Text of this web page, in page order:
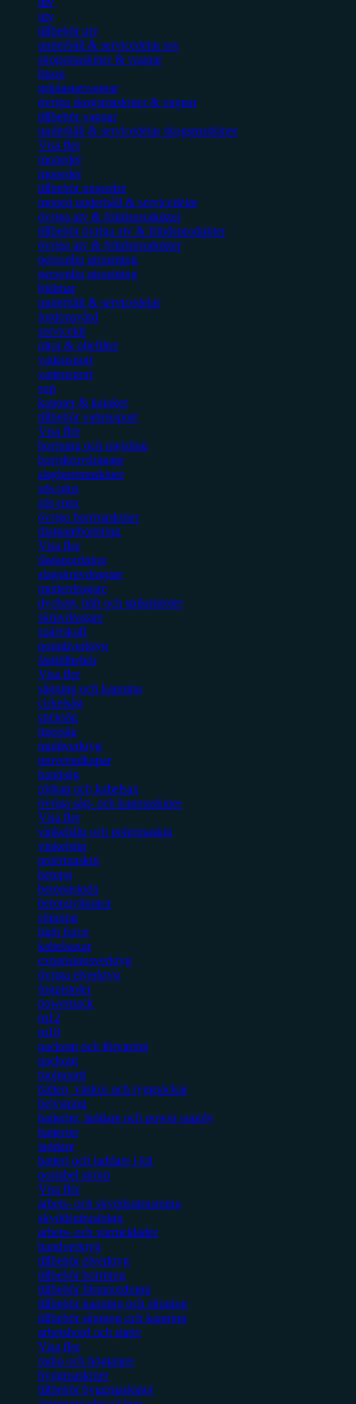
utv
tillbehör utv
underhåll & servicedelar ssv
skogsmaskiner & vagnar
bison
griplastarvagnar
övriga skogsmaskiner & vagnar
tillbehör vagnar
underhåll & servicedelar skogsmaskiner
Visa fler
mopeder
mopeder
tillbehör mopeder
moped underhåll & servicedelar
övriga atv & fritidsprodukter
tillbehör övriga atv & fritidsprodukter
övriga atv & fritidsprodukter
personlig utrustning
personlig utrustning
hjälmar
underhåll & servicedelar
fordonsvård
servicekit
oljor & oljefilter
vattensport
vattensport
sup
kanoter & kajaker
tillbehör vattensport
Visa fler
borrning och mejsling
borrskruvdragare
slagborrmaskiner
sds-plus
sds-max
övriga borrmaskiner
diamantborrning
Visa fler
fästanordning
slagskruvdragare
mutterdragare
dyckert, häft och spikpistoler
skruvdragare
spärrskaft
popnitverktyg
fästtillbehör
Visa fler
sågning och kapning
cirkelsåg
sticksåg
tigersåg
multiverktyg
universalkapar
bandsåg
rörkap och kabelsax
övriga såg- och kapmaskiner
Visa fler
vinkelslip och polermaskin
vinkelslip
polermaskin
betong
betongsloda
betongvibrator
slipning
high force
kabelsaxar
expansionsverktyg
övriga elverktyg
fogpistoler
powerpack
m12
m18
packout och förvaring
packout
toolguard
bälten, väskor och ryggsäckar
belysning
batterier, laddare och power supply
batterier
laddare
batteri och laddare i kit
portabel ström
Visa fler
arbets- och skyddsutrustning
skyddsutrustning
arbets- och värmekläder
handverktyg
tillbehör elverktyg
tillbehör borrning
tillbehör fästanordning
tillbehör kapning och slipning
tillbehör sågning och kapning
arbetsbord och stativ
Visa fler
radio och högtalare
byggmaskiner
tillbehör byggmaskiner